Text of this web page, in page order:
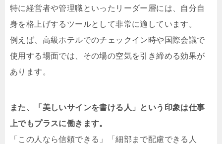
特に経営者や管理職といったリーダー層には、自分自
身を格上げするツールとして非常に適しています。
例えば、高級ホテルでのチェックイン時や国際会議で
使用する場面では、その場の空気を引き締める効果が
あります。
また、「美しいサインを書ける人」という印象は仕事
上でもプラスに働きます。
「この人なら信頼できる」「細部まで配慮できる人